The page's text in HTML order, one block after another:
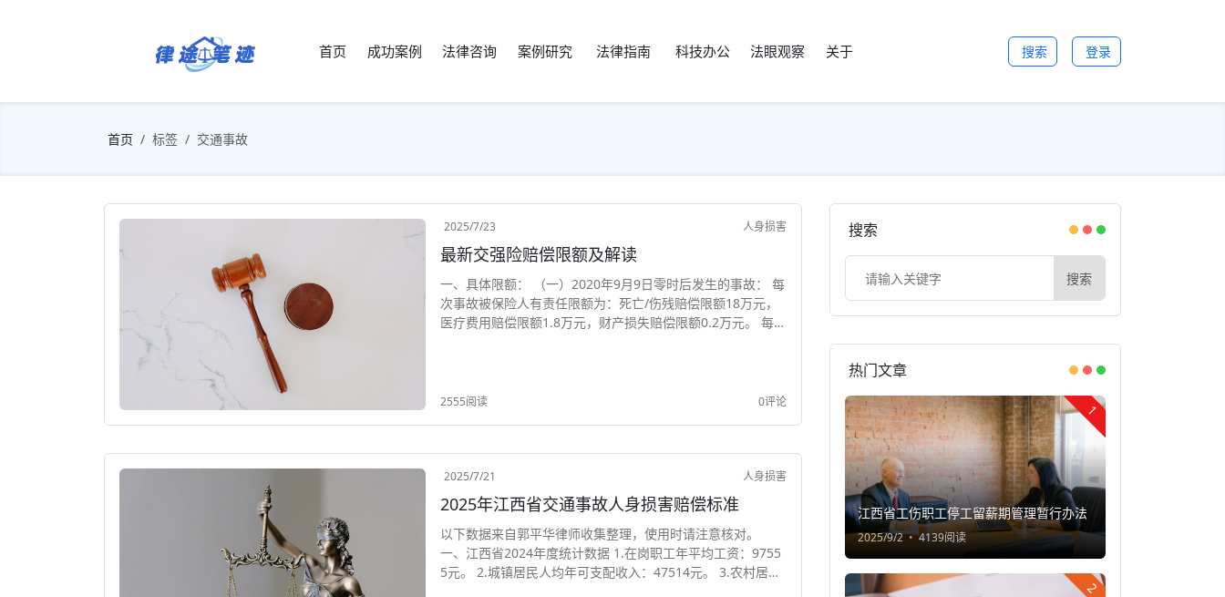
首页 成功案例 法律咨询 案例研究 法律指南 科技办公 法眼观察 关于 搜索 登录
首页 标签 交通事故
2025/7/23 人身损害
最新交强险赔偿限额及解读
一、具体限额： （一）2020年9月9日零时后发生的事故： 每
次事故被保险人有责任限额为：死亡/伤残赔偿限额18万元，
医疗费用赔偿限额1.8万元，财产损失赔偿限额0.2万元。 每次
2555阅读 0评论
2025/7/21 人身损害
2025年江西省交通事故人身损害赔偿标准
以下数据来自郭平华律师收集整理，使用时请注意核对。
一、江西省2024年度统计数据 1.在岗职工年平均工资：9755
5元。 2.城镇居民人均年可支配收入：47514元。 3.农村居民
搜索
搜索
热门文章
1
江西省工伤职工停工留薪期管理暂行办法
2025/9/2 4139阅读
2